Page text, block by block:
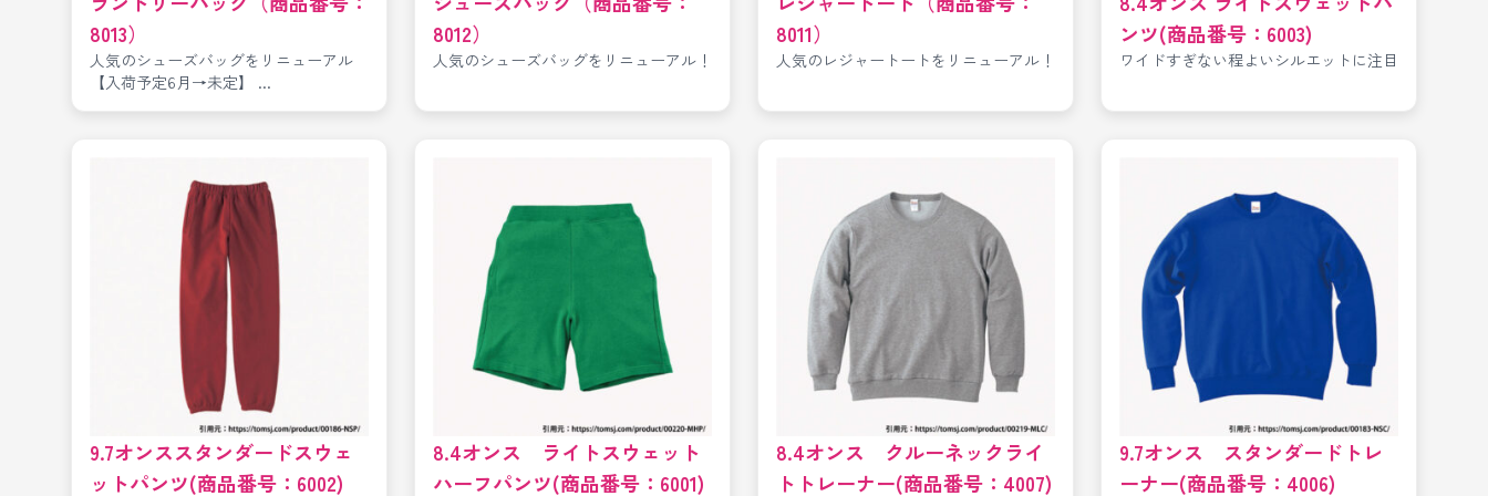
8013）
人気のシューズバッグをリニューアル
【入荷予定6月→未定】 ...
8012）
人気のシューズバッグをリニューアル！
8011）
人気のレジャートートをリニューアル！
ンツ(商品番号：6003)
ワイドすぎない程よいシルエットに注目
9.7オンススタンダードスウェ
ットパンツ(商品番号：6002)
8.4オンス ライトスウェット
ハーフパンツ(商品番号：6001)
8.4オンス クルーネックライ
トトレーナー(商品番号：4007)
9.7オンス スタンダードトレ
ーナー(商品番号：4006)